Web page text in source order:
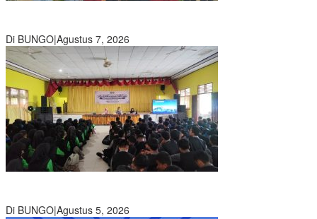
Di BUNGO|Agustus 7, 2026
Di BUNGO|Agustus 5, 2026